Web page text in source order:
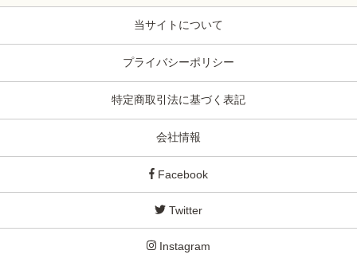
当サイトについて
プライバシーポリシー
特定商取引法に基づく表記
会社情報
Facebook
Twitter
Instagram